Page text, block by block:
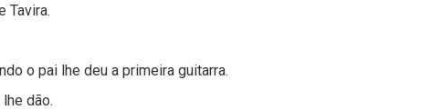
Tavira.
o pai lhe deu a primeira guitarra.
dão.